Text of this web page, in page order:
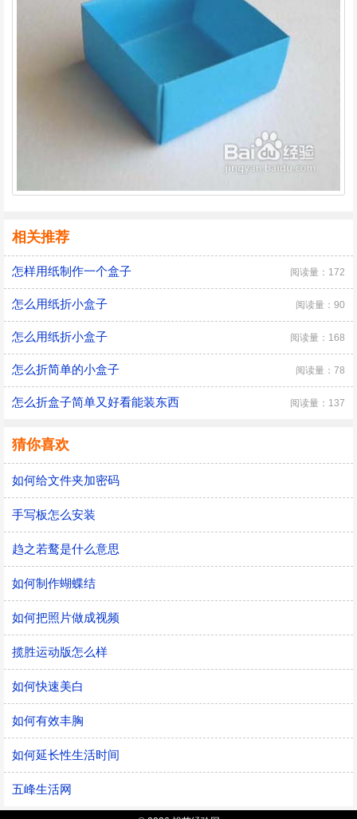
相关推荐
怎样用纸制作一个盒子 阅读量：172
怎么用纸折小盒子 阅读量：90
怎么用纸折小盒子 阅读量：168
怎么折简单的小盒子 阅读量：78
怎么折盒子简单又好看能装东西 阅读量：137
猜你喜欢
如何给文件夹加密码
手写板怎么安装
趋之若鹜是什么意思
如何制作蝴蝶结
如何把照片做成视频
揽胜运动版怎么样
如何快速美白
如何有效丰胸
如何延长性生活时间
五峰生活网